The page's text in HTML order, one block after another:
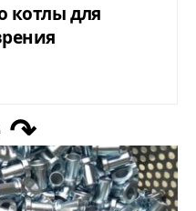
котлы для
↷